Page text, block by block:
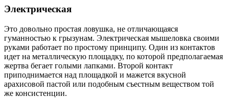
Электрическая
Это довольно простая ловушка, не отличающаяся
гуманностью к грызунам. Электрическая мышеловка своими
руками работает по простому принципу. Один из контактов
идет на металлическую площадку, по которой предполагаемая
жертва бегает голыми лапками. Второй контакт
приподнимается над площадкой и мажется вкусной
арахисовой пастой или подобным съестным веществом той
же консистенции.